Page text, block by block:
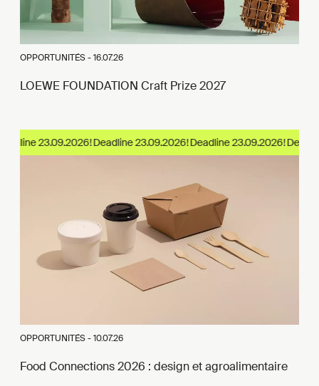
OPPORTUNITÉS -16.07.26
LOEWE FOUNDATION Craft Prize 2027
23.09.2026!
OPPORTUNITÉS -10.07.26
Food Connections 2026 : design et agroalimentaire